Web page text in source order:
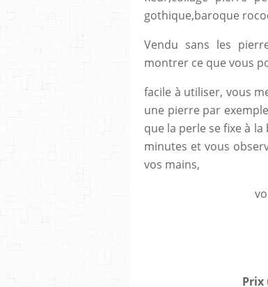
gothique,baroque
Vendu sans les
montrer ce que vous
facile à utiliser, vous
une pierre par
que la perle se fixe à
minutes et vous
vos mains,
Prix